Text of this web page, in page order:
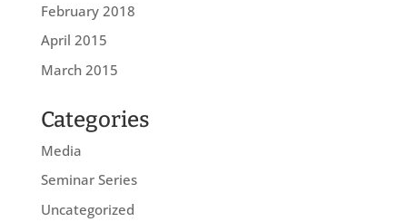
February 2018
April 2015
March 2015
Categories
Media
Seminar Series
Uncategorized